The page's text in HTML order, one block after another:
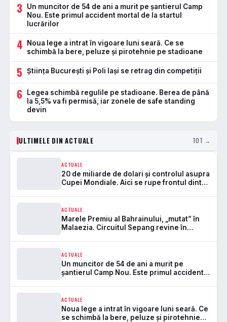
3
Un muncitor de 54 de ani a murit pe șantierul Camp
Nou. Este primul accident mortal de la startul
lucrărilor
4
Noua lege a intrat în vigoare luni seară. Ce se
schimbă la bere, peluze și pirotehnie pe stadioane
5 Știința București și Poli Iași se retrag din competiții
6
Legea schimbă regulile pe stadioane. Berea de până
la 5,5% va fi permisă, iar zonele de safe standing
devin
ULTIMELE DIN ACTUALE TOT →
ACTUALE
20 de miliarde de dolari și controlul asupra
Cupei Mondiale. Aici se rupe frontul dintre
ACTUALE
Marele Premiu al Bahrainului, „mutat” în
Malaezia. Circuitul Sepang revine în
ACTUALE
Un muncitor de 54 de ani a murit pe
șantierul Camp Nou. Este primul accident
ACTUALE
Noua lege a intrat în vigoare luni seară. Ce
se schimbă la bere, peluze și pirotehnie